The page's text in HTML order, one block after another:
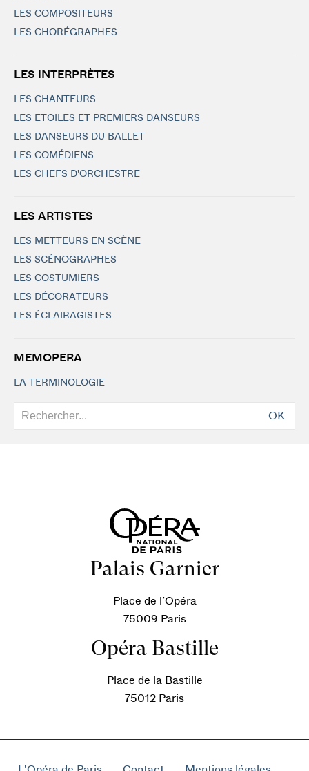
LES COMPOSITEURS
LES CHORÉGRAPHES
LES INTERPRÈTES
LES CHANTEURS
LES ETOILES ET PREMIERS DANSEURS
LES DANSEURS DU BALLET
LES COMÉDIENS
LES CHEFS D'ORCHESTRE
LES ARTISTES
LES METTEURS EN SCÈNE
LES SCÉNOGRAPHES
LES COSTUMIERS
LES DÉCORATEURS
LES ÉCLAIRAGISTES
MEMOPERA
LA TERMINOLOGIE
OK
Palais Garnier
Place de l’Opéra
75009 Paris
Opéra Bastille
Place de la Bastille
75012 Paris